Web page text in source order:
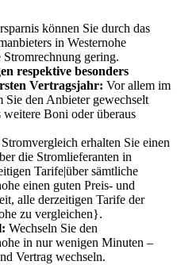
können Sie durch das
in Westernohe
gering.
respektive besonders
Vertragsjahr: Vor allem im
Sie den Anbieter gewechselt
weitere Boni oder überaus
erhalten Sie einen
die Stromlieferanten in
Tarife|über sämtliche
einen guten Preis- und
alle derzeitigen Tarife der
zu vergleichen}.
Wechseln Sie den
in nur wenigen Minuten –
Vertrag wechseln.